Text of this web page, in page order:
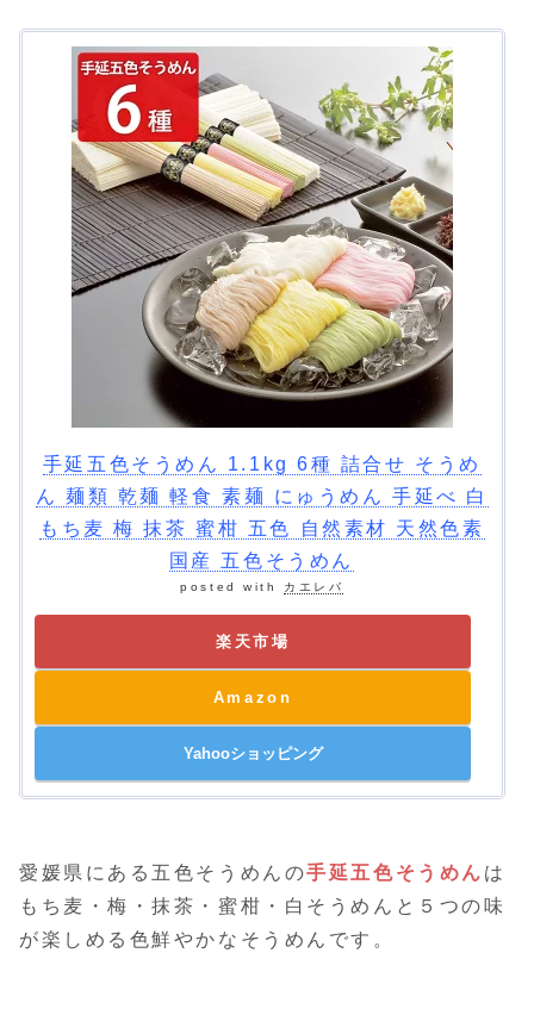
手延五色そうめん 1.1kg 6種 詰合せ そうめ
ん 麺類 乾麺 軽食 素麺 にゅうめん 手延べ 白
もち麦 梅 抹茶 蜜柑 五色 自然素材 天然色素
国産 五色そうめん
posted with カエレバ
楽天市場
Amazon
Yahooショッピング
愛媛県にある五色そうめんの手延五色そうめん は
もち麦・梅・抹茶・蜜柑・白そうめんと５つの味
が楽しめる色鮮やかなそうめんです。